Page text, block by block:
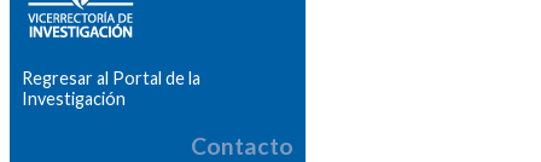
Regresar al Portal de la
Investigación
Contacto